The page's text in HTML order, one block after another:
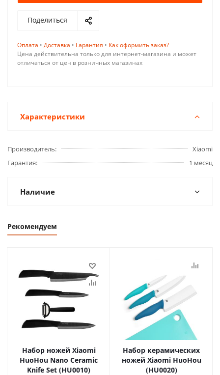
Поделиться
Оплата • Доставка • Гарантия • Как оформить заказ?
Цена действительна только для интернет-магазина и может
отличаться от цен в розничных магазинах
Характеристики
Производитель
Xiaomi
Гарантия
1 месяц
Наличие
Рекомендуем
Набор ножей Xiaomi
HuoHou Nano Ceramic
Knife Set (HU0010)
Набор керамических
ножей Xiaomi HuoHou
(HU0020)